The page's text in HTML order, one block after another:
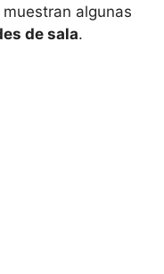
algunas
de sala.